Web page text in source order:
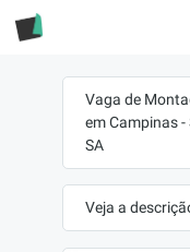
Vaga de
em Campinas -
SA
Veja a